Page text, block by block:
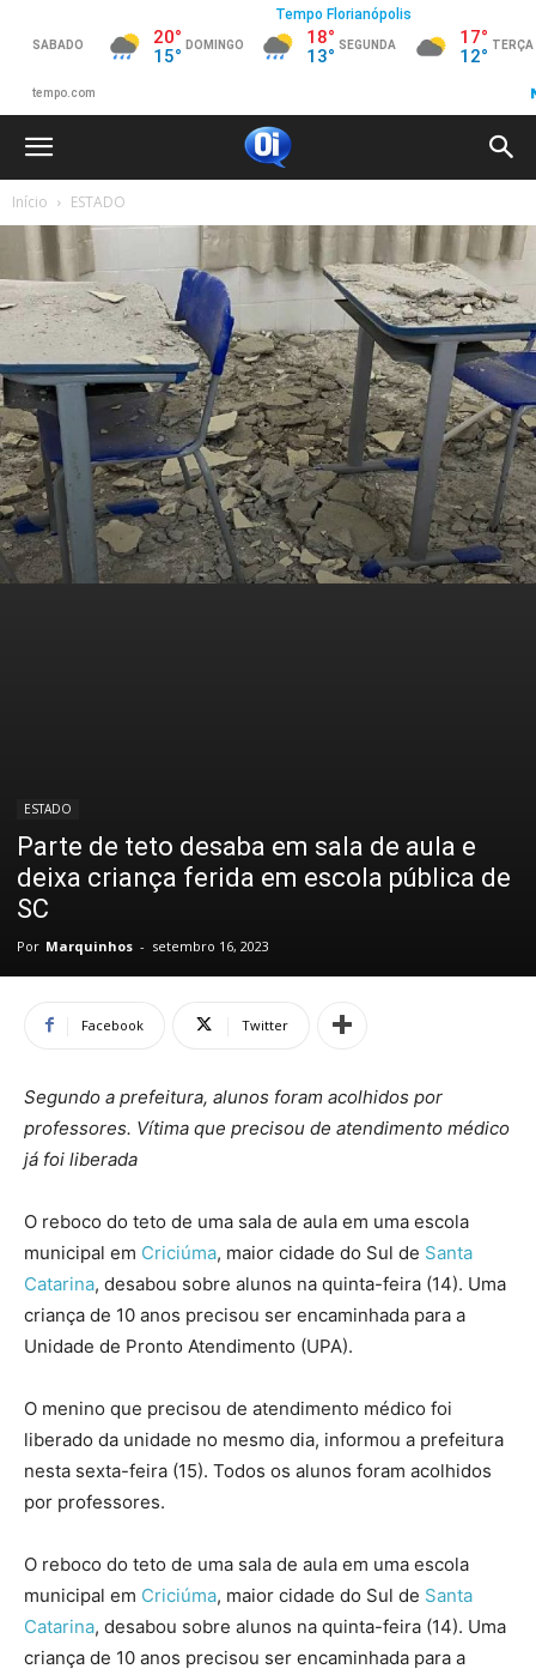
Início ESTADO
ESTADO
Parte de teto desaba em sala de aula e
deixa criança ferida em escola pública de
SC
Por Marquinhos - setembro 16, 2023
Facebook Twitter
Segundo a prefeitura, alunos foram acolhidos por
professores. Vítima que precisou de atendimento médico
já foi liberada
O reboco do teto de uma sala de aula em uma escola
municipal em Criciúma, maior cidade do Sul de Santa
Catarina, desabou sobre alunos na quinta-feira (14). Uma
criança de 10 anos precisou ser encaminhada para a
Unidade de Pronto Atendimento (UPA).
O menino que precisou de atendimento médico foi
liberado da unidade no mesmo dia, informou a prefeitura
nesta sexta-feira (15). Todos os alunos foram acolhidos
por professores.
O reboco do teto de uma sala de aula em uma escola
municipal em Criciúma, maior cidade do Sul de Santa
Catarina, desabou sobre alunos na quinta-feira (14). Uma
criança de 10 anos precisou ser encaminhada para a